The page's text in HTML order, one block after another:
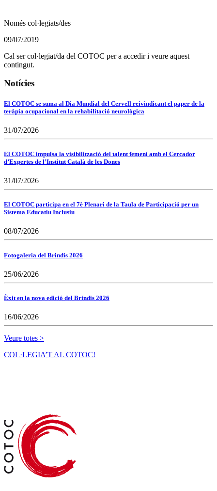
Només col·legiats/des
09/07/2019
Cal ser col·legiat/da del COTOC per a accedir i veure aquest
contingut.
Notícies
El COTOC se suma al Dia Mundial del Cervell reivindicant el paper de la
teràpia ocupacional en la rehabilitació neurològica
31/07/2026
El COTOC impulsa la visibilització del talent femení amb el Cercador
d’Expertes de l’Institut Català de les Dones
31/07/2026
El COTOC participa en el 7è Plenari de la Taula de Participació per un
Sistema Educatiu Inclusiu
08/07/2026
Fotogaleria del Brindis 2026
25/06/2026
Èxit en la nova edició del Brindis 2026
16/06/2026
Veure totes >
COL·LEGIA’T AL COTOC!